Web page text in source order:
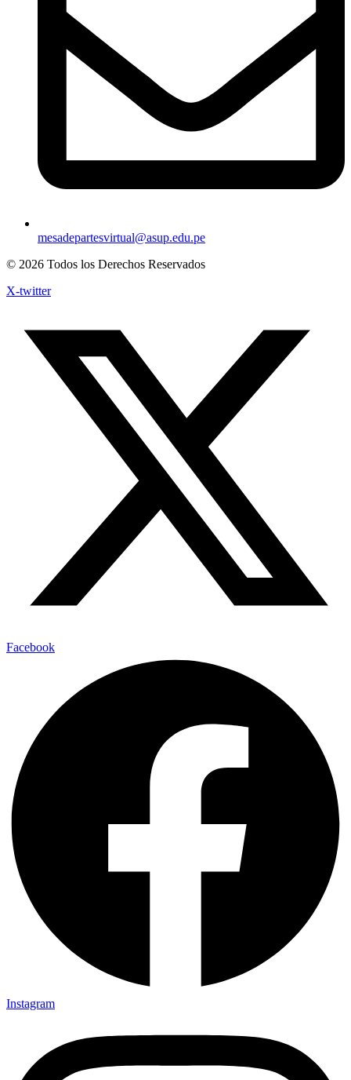
mesadepartesvirtual@asup.edu.pe
© 2026 Todos los Derechos Reservados
X-twitter
Facebook
Instagram